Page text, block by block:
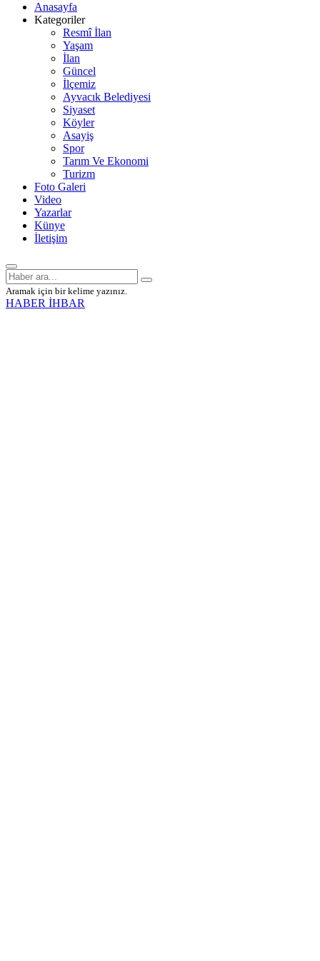
Anasayfa
Kategoriler
Resmî İlan
Yaşam
İlan
Güncel
İlçemiz
Ayvacık Belediyesi
Siyaset
Köyler
Asayiş
Spor
Tarım Ve Ekonomi
Turizm
Foto Galeri
Video
Yazarlar
Künye
İletişim
Aramak için bir kelime yazınız.
HABER İHBAR